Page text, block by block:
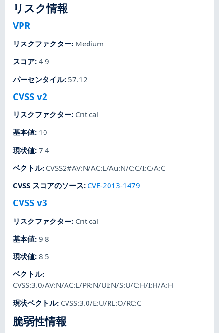
リスク情報
VPR
リスクファクター: Medium
スコア:4.9
パーセンタイル: 57.12
CVSS v2
リスクファクター: Critical
基本値: 10
現状値:7.4
ベクトル: CVSS2#AV:N/AC:L/Au:N/C:C/I:C/A:C
CVSS スコアのソース: CVE-2013-1479
CVSS v3
リスクファクター: Critical
基本値:9.8
現状値:8.5
ベクトル:
CVSS:3.0/AV:N/AC:L/PR:N/UI:N/S:U/C:H/I:H/A:H
現状ベクトル: CVSS:3.0/E:U/RL:O/RC:C
脆弱性情報